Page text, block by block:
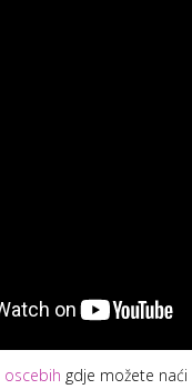
oscebih gdje možete naći